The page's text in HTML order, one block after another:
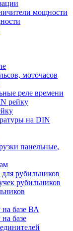
мощности
моточасов
реле времени
рейку
на DIN
панельные,
рубильников
рубильников
базе ВА
базе